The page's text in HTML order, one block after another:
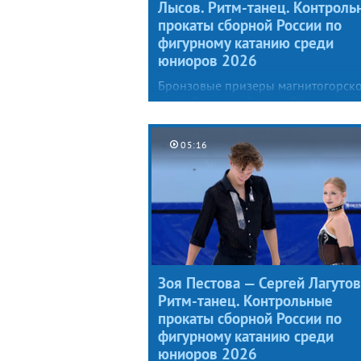
Лысов. Ритм-танец.
прокаты сборной России по
фигурному катанию среди
юниоров 2026
Бронзовые призеры
этапа Гран-при России Полина
с ритмическим танцем под вальс
из культовой криминальной саги
Фрэнсиса Форда Копполы
отец» и Be Italian от Fergie.
05:16
Зоя Пестова — Сергей
Ритм-танец. Контрольные
прокаты сборной России по
фигурному катанию среди
юниоров 2026